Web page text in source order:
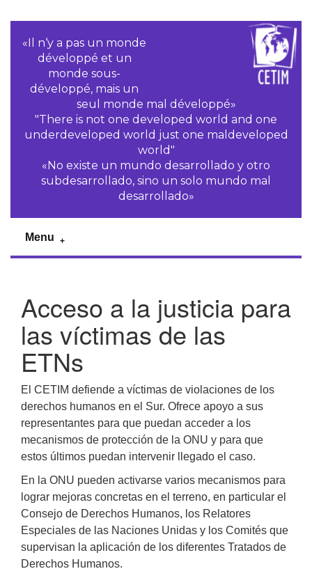
«Il n‘y a pas un monde
développé et un
monde sous-
développé, mais un
seul monde mal développé»
"There is not one developed world and one
underdeveloped world just one maldeveloped
world"
«No existe un mundo desarrollado y otro
subdesarrollado, sino un solo mundo mal
desarrollado»
Menu
Acceso a la justicia para
las víctimas de las
ETNs
El CETIM defiende a víctimas de violaciones de los
derechos humanos en el Sur. Ofrece apoyo a sus
representantes para que puedan acceder a los
mecanismos de protección de la ONU y para que
estos últimos puedan intervenir llegado el caso.
En la ONU pueden activarse varios mecanismos para
lograr mejoras concretas en el terreno, en particular el
Consejo de Derechos Humanos, los Relatores
Especiales de las Naciones Unidas y los Comités que
supervisan la aplicación de los diferentes Tratados de
Derechos Humanos.